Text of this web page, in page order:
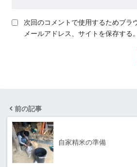
次回のコメントで使用するためブラ
メールアドレス、サイトを保存する。
前の記事
自家精米の準備